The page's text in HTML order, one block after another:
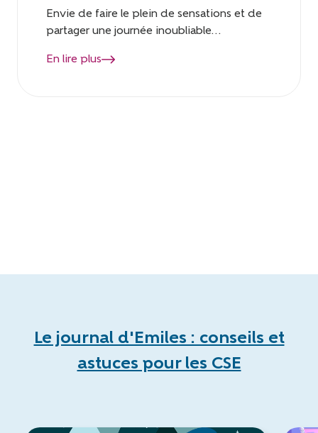
Envie de faire le plein de sensations et de
partager une journée inoubliable...
En lire plus
Le journal d'Emiles : conseils et
astuces pour les CSE